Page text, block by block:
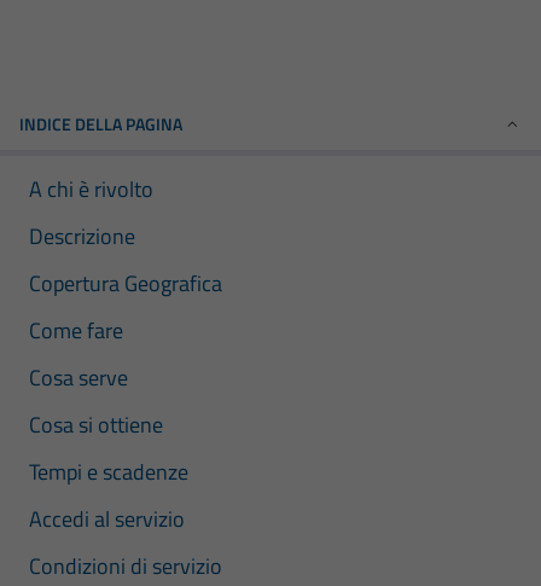
INDICE DELLA PAGINA
A chi è rivolto
Descrizione
Copertura Geografica
Come fare
Cosa serve
Cosa si ottiene
Tempi e scadenze
Accedi al servizio
Condizioni di servizio